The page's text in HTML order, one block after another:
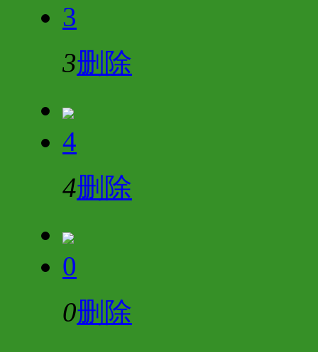
3
3删除
4
4删除
0
0删除